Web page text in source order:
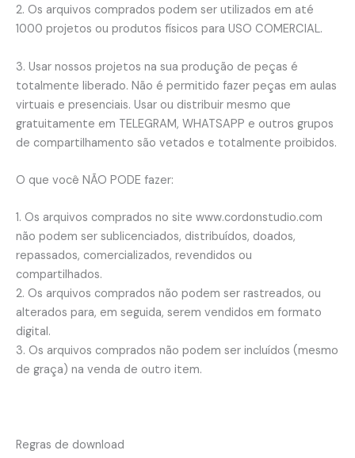
2. Os arquivos comprados podem ser utilizados em até
1000 projetos ou produtos físicos para USO COMERCIAL.
3. Usar nossos projetos na sua produção de peças é
totalmente liberado. Não é permitido fazer peças em aulas
virtuais e presenciais. Usar ou distribuir mesmo que
gratuitamente em TELEGRAM, WHATSAPP e outros grupos
de compartilhamento são vetados e totalmente proibidos.
O que você NÃO PODE fazer:
1. Os arquivos comprados no site www.cordonstudio.com
não podem ser sublicenciados, distribuídos, doados,
repassados, comercializados, revendidos ou
compartilhados.
2. Os arquivos comprados não podem ser rastreados, ou
alterados para, em seguida, serem vendidos em formato
digital.
3. Os arquivos comprados não podem ser incluídos (mesmo
de graça) na venda de outro item.
Regras de download